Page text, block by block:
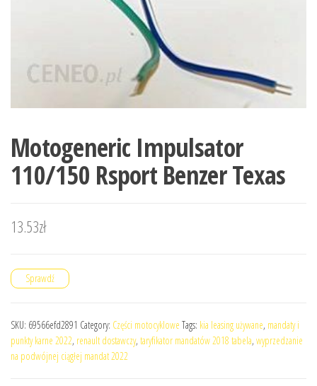
Motogeneric Impulsator
110/150 Rsport Benzer Texas
13.53zł
Sprawdź
SKU: 69566efd2891 Category: Części motocyklowe Tags: kia leasing używane, mandaty i
punkty karne 2022, renault dostawczy, taryfikator mandatów 2018 tabela, wyprzedzanie
na podwójnej ciągłej mandat 2022